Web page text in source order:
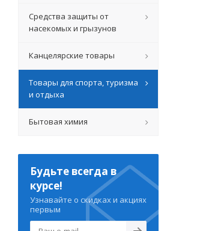
Средства защиты от
насекомых и грызунов
Канцелярские товары
Товары для спорта, туризма
и отдыха
Бытовая химия
Будьте всегда в
курсе!
Узнавайте о скидках и акциях
первым